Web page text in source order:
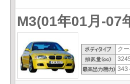
M3(01年01月-07
ク
343